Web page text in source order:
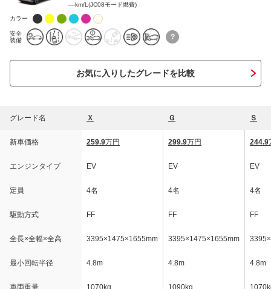
----km/L(JC08モード燃費)
カラー
安全
装備
?
お気に入りしたグレードを比較
グレード名 Ｘ Ｇ Ｓ
新車価格 259.9万円 299.9万円 244.9
エンジンタイプ EV EV EV
定員 4名 4名 4名
駆動方式 FF FF FF
全長×全幅×全高 3395×1475×1655mm 3395×1475×1655mm
最小回転半径 4.8m 4.8m 4.8m
車両重量 1070kg 1090kg